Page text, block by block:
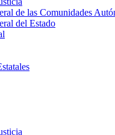
de las Comunidades
del Estado